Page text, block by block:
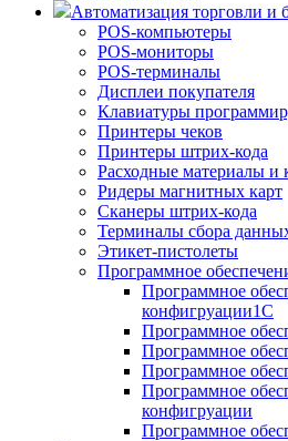
Автоматизация торговли и
POS-компьютеры
POS-мониторы
POS-терминалы
Дисплеи покупателя
Клавиатуры
Принтеры чеков
Принтеры штрих-кода
Расходные материалы
Ридеры магнитных карт
Сканеры штрих-кода
Терминалы сбора
Этикет-пистолеты
Программное
Программное
конфигруации1С
Программное
Программное
Программное
Программное
конфигруации
Программное